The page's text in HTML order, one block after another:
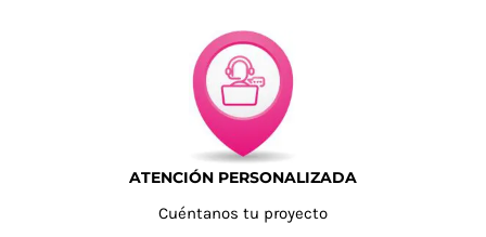
ATENCIÓN PERSONALIZADA
Cuéntanos tu proyecto